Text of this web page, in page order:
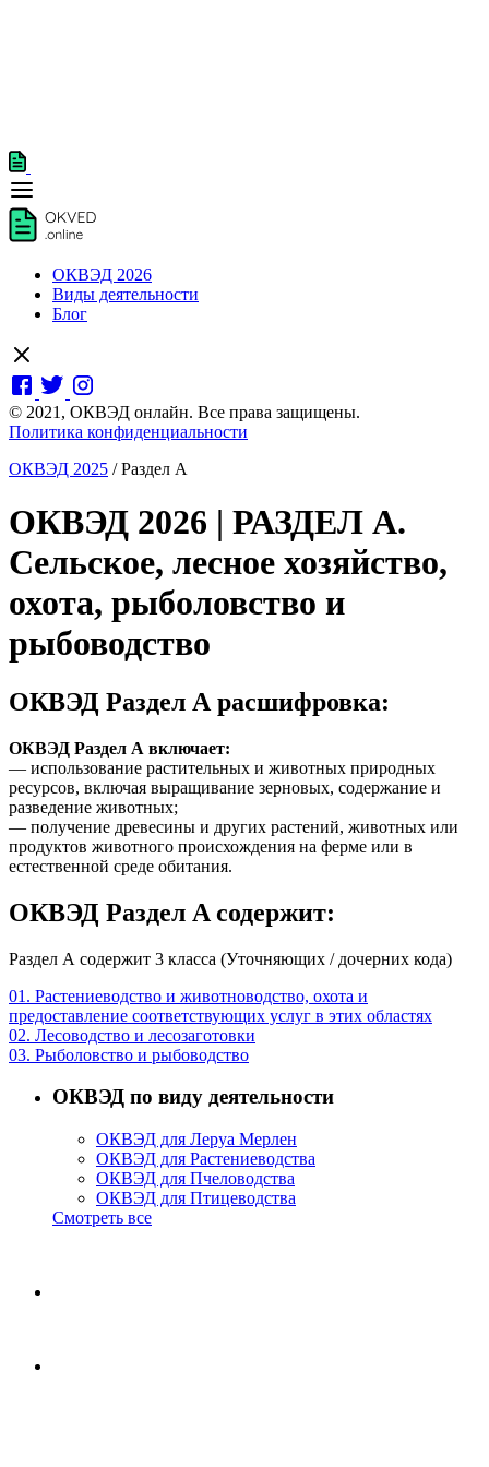
ОКВЭД 2026
Виды деятельности
Блог
© 2021, ОКВЭД онлайн. Все права защищены.
Политика конфиденциальности
ОКВЭД 2025 /Раздел А
ОКВЭД 2026 | РАЗДЕЛ A.
Сельское, лесное хозяйство,
охота, рыболовство и
рыбоводство
ОКВЭД Раздел А расшифровка:
ОКВЭД Раздел А включает:
— использование растительных и животных природных
ресурсов, включая выращивание зерновых, содержание и
разведение животных;
— получение древесины и других растений, животных или
продуктов животного происхождения на ферме или в
естественной среде обитания.
ОКВЭД Раздел A содержит:
Раздел А содержит 3 класса (Уточняющих / дочерних кода)
01. Растениеводство и животноводство, охота и
предоставление соответствующих услуг в этих областях
02. Лесоводство и лесозаготовки
03. Рыболовство и рыбоводство
ОКВЭД по виду деятельности
ОКВЭД для Леруа Мерлен
ОКВЭД для Растениеводства
ОКВЭД для Пчеловодства
ОКВЭД для Птицеводства
Смотреть все